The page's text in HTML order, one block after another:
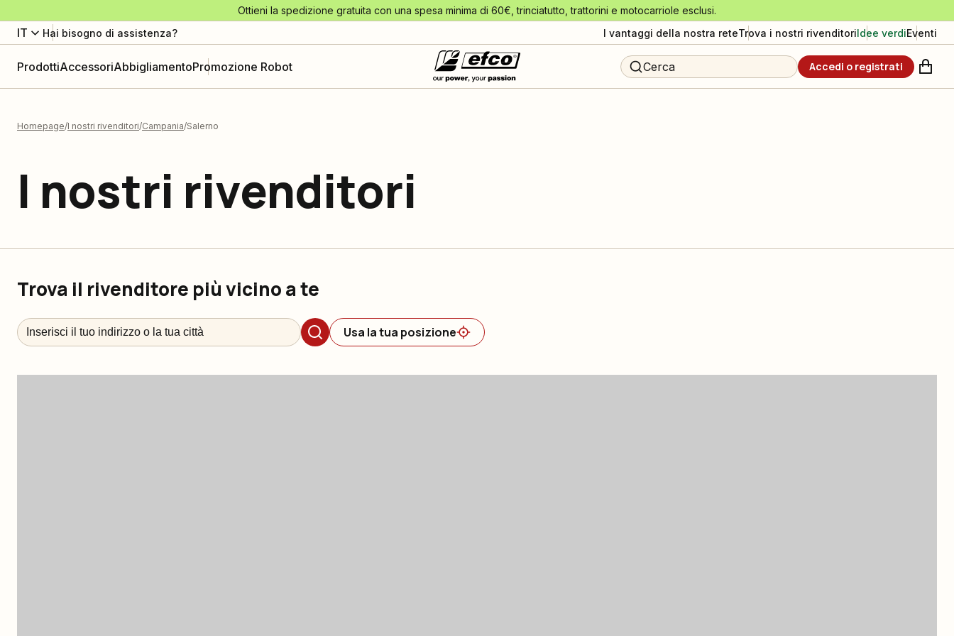
Ottieni la spedizione gratuita con una spesa minima di 60€, trinciatutto, trattorini e motocarriole esclusi.
IT Hai bisogno di assistenza? I vantaggi della nostra reteTrova i nostri rivenditoriIdee verdiEventi
ProdottiAccessoriAbbigliamentoPromozione Robot Cerca Accedi o registrati
Homepage I nostri rivenditori Campania Salerno
I nostri rivenditori
Trova il rivenditore più vicino a te
Usa la tua posizione